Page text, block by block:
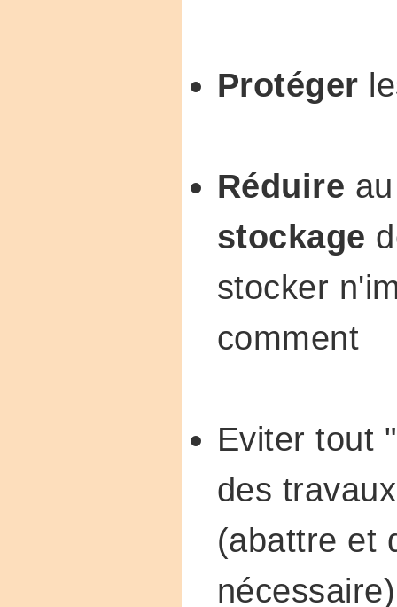
Protéger
Réduire
stockage
stocker
comment
Eviter tout
des
(abattre et
nécessaire)